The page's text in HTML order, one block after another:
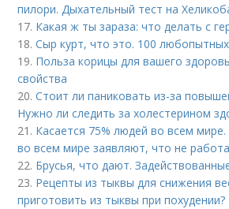
пилори. Дыхательный тест на
17. Какая ж ты зараза: что делать с
18.Сыр курт, что это. 100
19. Польза корицы для вашего
свойства
20.Стоит ли паниковать из-за
Нужно ли следить за холестерином
21. Касается 75% людей во всем
во всем мире заявляют, что не
22. Брусья, что дают.
23. Рецепты из тыквы для снижения
приготовить из тыквы при похудении?